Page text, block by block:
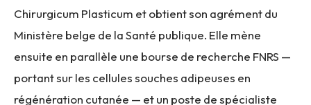
Chirurgicum Plasticum et obtient son agrément du
Ministère belge de la Santé publique. Elle mène
ensuite en parallèle une bourse de recherche FNRS —
portant sur les cellules souches adipeuses en
régénération cutanée — et un poste de spécialiste